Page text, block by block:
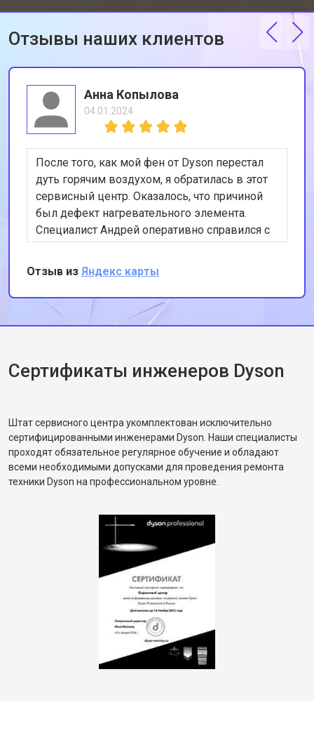
Отзывы наших клиентов
Анна Копылова
04.01.2024
После того, как мой фен от Dyson перестал
дуть горячим воздухом, я обратилась в этот
сервисный центр. Оказалось, что причиной
был дефект нагревательного элемента.
Специалист Андрей оперативно справился с
ремонтом. Теперь мой фен функционирует
как новый. Благодарю за отличную работу!
Отзыв из Яндекс карты
Сертификаты инженеров Dyson
Штат сервисного центра укомплектован исключительно
сертифицированными инженерами Dyson. Наши специалисты
проходят обязательное регулярное обучение и обладают
всеми необходимыми допусками для проведения ремонта
техники Dyson на профессиональном уровне.